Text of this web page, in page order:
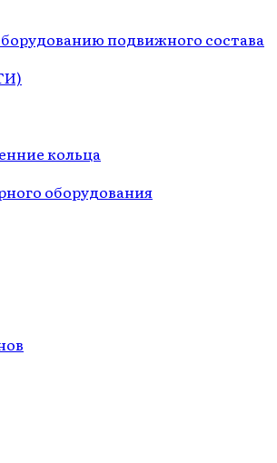
подвижного состава
кольца
оборудования